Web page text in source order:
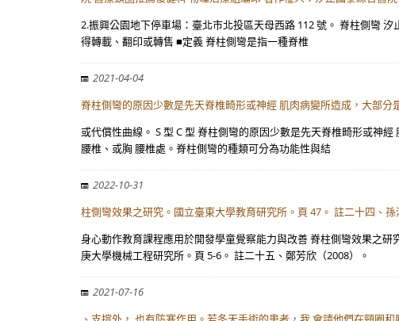
2.振興公園地下停車場：臺北市北投區天母西路 112 號。 脊柱側彎
得轉載、翻印或轉售 ■定義 脊柱側彎是指一種脊椎
2021-04-04
脊柱側彎的原因少數是先天脊椎畸形或神經 肌肉病變所造成，大部分
或代償性曲線。 S 型 C 型 脊柱側彎的原因少數是先天脊椎畸形或神
腰椎、或胸 腰椎處。脊柱側彎的種類可分為功能性與結
2022-10-31
柱側彎效果之研究。國立臺東大學教育研究所。頁 47。 註二十四、
身心動作教育課程應用於開發學童覺察能力與改善 脊柱側彎效果之
庚大學機械工程研究所。頁 5-6。 註二十五、鄭芳欣（2008）。
2021-07-16